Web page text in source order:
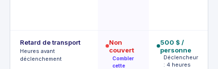
Retard de transport
Heures avant
déclenchement
Non
couvert
Combler
cette
500 $ /
personne
Déclencheur
: 4 heures